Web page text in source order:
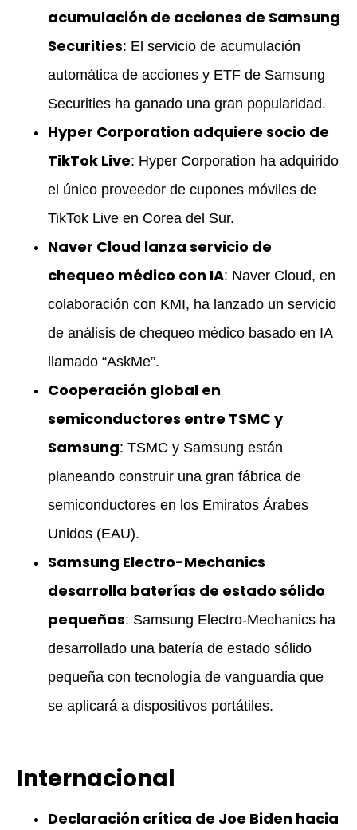
acumulación de acciones de Samsung
Securities: El servicio de acumulación
automática de acciones y ETF de Samsung
Securities ha ganado una gran popularidad.
Hyper Corporation adquiere socio de
TikTok Live: Hyper Corporation ha adquirido
el único proveedor de cupones móviles de
TikTok Live en Corea del Sur.
Naver Cloud lanza servicio de
chequeo médico con IA: Naver Cloud, en
colaboración con KMI, ha lanzado un servicio
de análisis de chequeo médico basado en IA
llamado “AskMe”.
Cooperación global en
semiconductores entre TSMC y
Samsung: TSMC y Samsung están
planeando construir una gran fábrica de
semiconductores en los Emiratos Árabes
Unidos (EAU).
Samsung Electro-Mechanics
desarrolla baterías de estado sólido
pequeñas: Samsung Electro-Mechanics ha
desarrollado una batería de estado sólido
pequeña con tecnología de vanguardia que
se aplicará a dispositivos portátiles.
Internacional
Declaración crítica de Joe Biden hacia